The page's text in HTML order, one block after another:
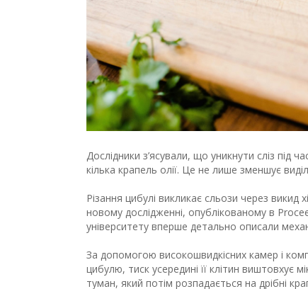
Дослідники з’ясували, що уникнути сліз під
кілька крапель олії. Це не лише зменшує
Різання цибулі викликає сльози через
новому дослідженні, опублікованому в
університету вперше детально описали
За допомогою високошвидкісних камер і
цибулю, тиск усередині її клітин виштовхує
туман, який потім розпадається на дрібні